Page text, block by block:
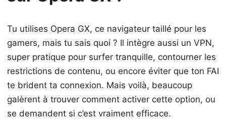
Tu utilises Opera GX, ce navigateur taillé pour les
gamers, mais tu sais quoi ? Il intègre aussi un VPN,
super pratique pour surfer tranquille, contourner les
restrictions de contenu, ou encore éviter que ton FAI
te brident ta connexion. Mais voilà, beaucoup
galèrent à trouver comment activer cette option, ou
se demandent si c’est vraiment efficace.